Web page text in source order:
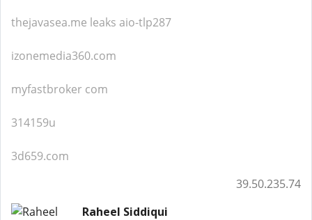
thejavasea.me leaks aio-tlp287
izonemedia360.com
myfastbroker com
314159u
3d659.com
39.50.235.74
Raheel Siddiqui